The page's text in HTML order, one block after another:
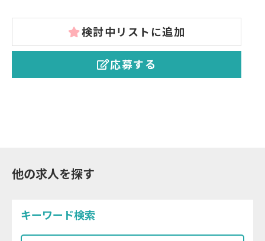
他の求人を探す
キーワード検索
応募する
検討中リストに追加